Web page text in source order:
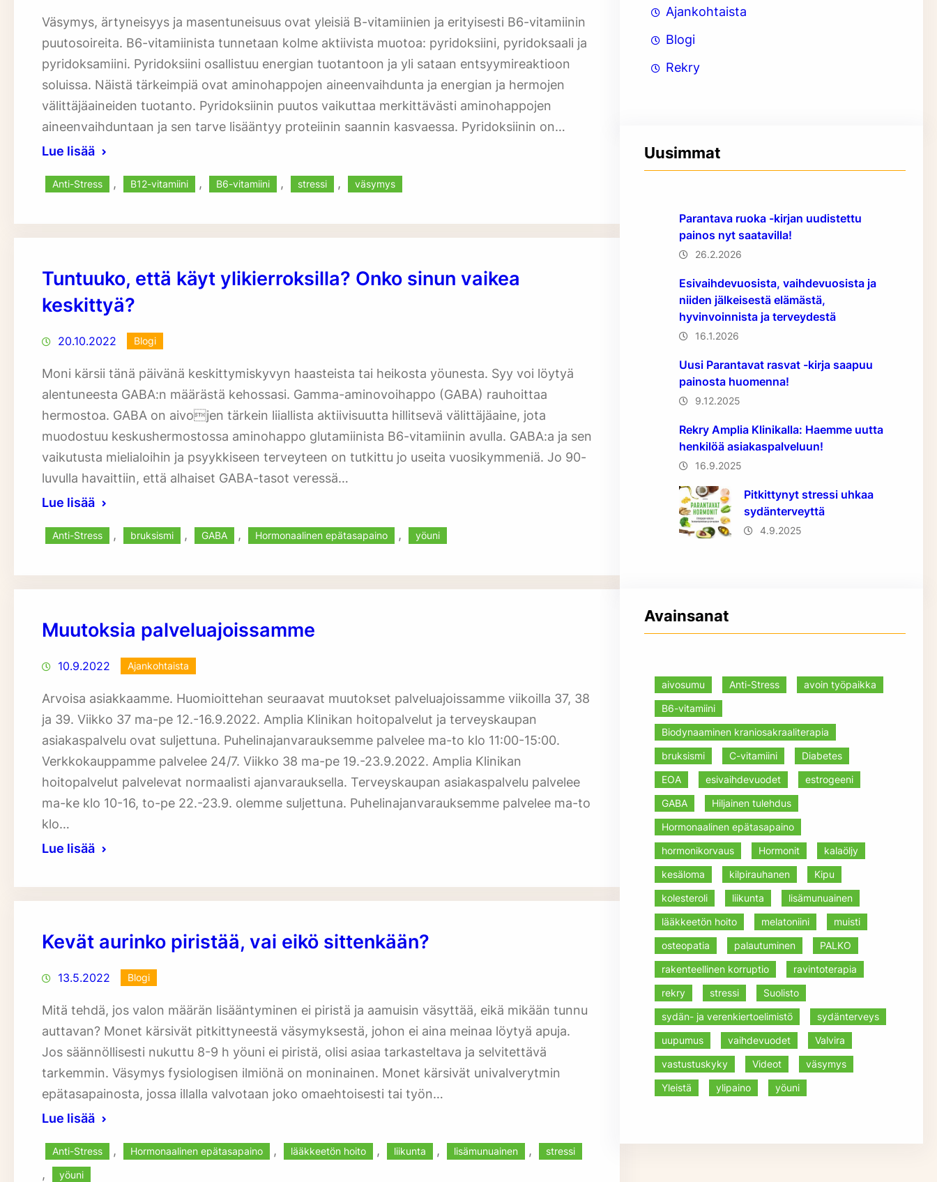
Väsymys, ärtyneisyys ja masentuneisuus ovat yleisiä B-vitamiinien ja erityisesti B6-vitamiinin
puutosoireita. B6-vitamiinista tunnetaan kolme aktiivista muotoa: pyridoksiini, pyridoksaali ja
pyridoksamiini. Pyridoksiini osallistuu energian tuotantoon ja yli sataan entsyymireaktioon
soluissa. Näistä tärkeimpiä ovat aminohappojen aineenvaihdunta ja energian ja hermojen
välittäjäaineiden tuotanto. Pyridoksiinin puutos vaikuttaa merkittävästi aminohappojen
aineenvaihduntaan ja sen tarve lisääntyy proteiinin saannin kasvaessa. Pyridoksiinin on…
Lue lisää
Anti-Stress , B12-vitamiini , B6-vitamiini , stressi , väsymys
Tuntuuko, että käyt ylikierroksilla? Onko sinun vaikea
keskittyä?
20.10.2022 Blogi
Moni kärsii tänä päivänä keskittymiskyvyn haasteista tai heikosta yöunesta. Syy voi löytyä
alentuneesta GABA:n määrästä kehossasi. Gamma-aminovoihappo (GABA) rauhoittaa
hermostoa. GABA on aivojen tärkein liiallista aktiivisuutta hillitsevä välittäjäaine, jota
muodostuu keskushermostossa aminohappo glutamiinista B6-vitamiinin avulla. GABA:a ja sen
vaikutusta mielialoihin ja psyykkiseen terveyteen on tutkittu jo useita vuosikymmeniä. Jo 90-
luvulla havaittiin, että alhaiset GABA-tasot veressä…
Lue lisää
Anti-Stress , bruksismi , GABA , Hormonaalinen epätasapaino , yöuni
Muutoksia palveluajoissamme
10.9.2022 Ajankohtaista
Arvoisa asiakkaamme. Huomioittehan seuraavat muutokset palveluajoissamme viikoilla 37, 38
ja 39. Viikko 37 ma-pe 12.-16.9.2022. Amplia Klinikan hoitopalvelut ja terveyskaupan
asiakaspalvelu ovat suljettuna. Puhelinajanvarauksemme palvelee ma-to klo 11:00-15:00.
Verkkokauppamme palvelee 24/7. Viikko 38 ma-pe 19.-23.9.2022. Amplia Klinikan
hoitopalvelut palvelevat normaalisti ajanvarauksella. Terveyskaupan asiakaspalvelu palvelee
ma-ke klo 10-16, to-pe 22.-23.9. olemme suljettuna. Puhelinajanvarauksemme palvelee ma-to
klo…
Lue lisää
Kevät aurinko piristää, vai eikö sittenkään?
13.5.2022 Blogi
Mitä tehdä, jos valon määrän lisääntyminen ei piristä ja aamuisin väsyttää, eikä mikään tunnu
auttavan? Monet kärsivät pitkittyneestä väsymyksestä, johon ei aina meinaa löytyä apuja.
Jos säännöllisesti nukuttu 8-9 h yöuni ei piristä, olisi asiaa tarkasteltava ja selvitettävä
tarkemmin. Väsymys fysiologisen ilmiönä on moninainen. Monet kärsivät univalverytmin
epätasapainosta, jossa illalla valvotaan joko omaehtoisesti tai työn…
Lue lisää
Anti-Stress , Hormonaalinen epätasapaino , lääkkeetön hoito , liikunta , lisämunuainen , stressi
, yöuni
Ajankohtaista
Blogi
Rekry
Uusimmat
Parantava ruoka -kirjan uudistettu
painos nyt saatavilla!
26.2.2026
Esivaihdevuosista, vaihdevuosista ja
niiden jälkeisestä elämästä,
hyvinvoinnista ja terveydestä
16.1.2026
Uusi Parantavat rasvat -kirja saapuu
painosta huomenna!
9.12.2025
Rekry Amplia Klinikalla: Haemme uutta
henkilöä asiakaspalveluun!
16.9.2025
Pitkittynyt stressi uhkaa
sydänterveyttä
4.9.2025
Avainsanat
aivosumu Anti-Stress
avoin työpaikka
B6-vitamiini
Biodynaaminen kraniosakraaliterapia
bruksismi
C-vitamiini
Diabetes
EOA
esivaihdevuodet
estrogeeni
GABA
Hiljainen tulehdus
Hormonaalinen epätasapaino
hormonikorvaus
Hormonit
kalaöljy
kesäloma
kilpirauhanen
Kipu
kolesteroli
liikunta
lisämunuainen
lääkkeetön hoito
melatoniini
muisti
osteopatia
palautuminen
PALKO
rakenteellinen korruptio
ravintoterapia
rekry
stressi
Suolisto
sydän- ja verenkiertoelimistö
sydänterveys
uupumus
vaihdevuodet
Valvira
vastustuskyky
Videot
väsymys
Yleistä
ylipaino yöuni